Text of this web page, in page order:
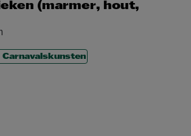
(marmer, hout,